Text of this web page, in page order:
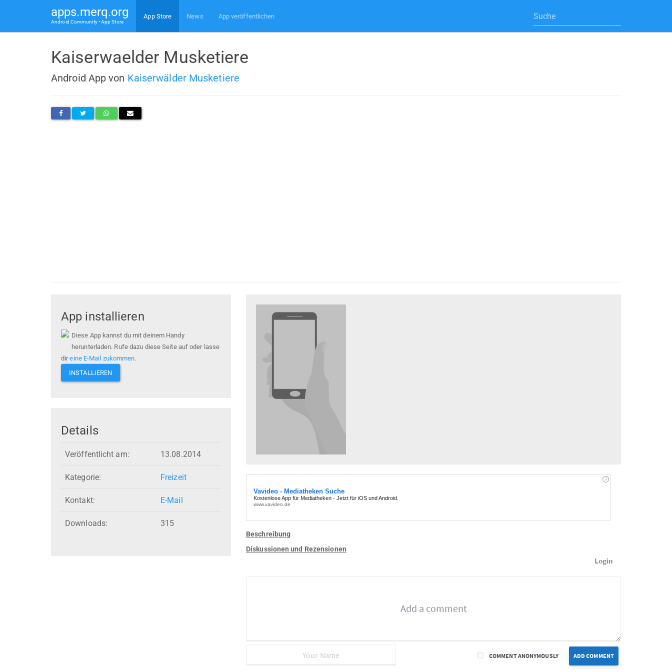
apps.merq.org
Android Community • App Store
App Store News App veröffentlichen
Kaiserwaelder Musketiere
Android App von Kaiserwälder Musketiere
App installieren
Diese App kannst du mit deinem Handy
herunterladen. Rufe dazu diese Seite auf oder lasse
direine E-Mail zukommen.
INSTALLIEREN
Details
Veröffentlicht am: 13.08.2014
Kategorie: Freizeit
Kontakt: E-Mail
Downloads: 315
Beschreibung
Diskussionen und Rezensionen
Login
ADD COMMENT
COMMENT ANONYMOUSLY